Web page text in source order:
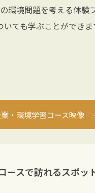
環境問題を考える体験
ても学ぶことができま
・環境学習コース映像
ースで訪れるスポッ